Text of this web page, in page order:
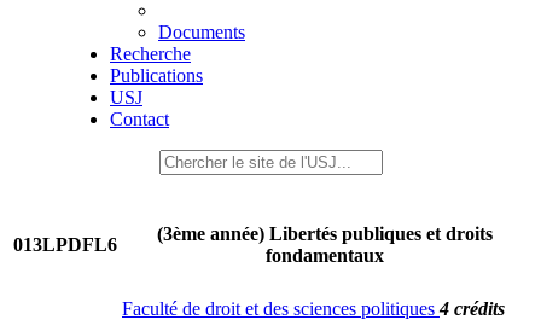
Documents
Recherche
Publications
USJ
Contact
013LPDFL6
(3ème année) Libertés publiques et droits
fondamentaux
Faculté de droit et des sciences politiques4 crédits